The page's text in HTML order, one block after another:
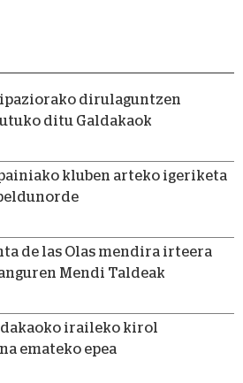
dirulaguntzen
ditu Galdakaok
kluben arteko igeriketa
de las Olas mendira irteera
Mendi Taldeak
iraileko kirol
emateko epea